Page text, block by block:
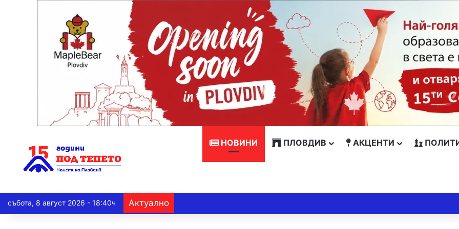
НОВИНИ ПЛОВДИВ АКЦЕНТИ
събота, 8 август 2026 - 18:40ч Актуално